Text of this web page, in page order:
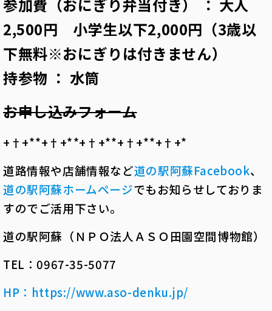
参加費（おにぎり弁当付き） ： 大人
2,500円 小学生以下2,000円（3歳以
下無料※おにぎりは付きません）
持参物 ： 水筒
お申し込みフォーム
+†+*――*+†+*――*+†+*――*+†+*――*+†+*――
道路情報や店舗情報など道の駅阿蘇Facebook、
道の駅阿蘇ホームページでもお知らせしておりま
すのでご活用下さい。
道の駅阿蘇（ＮＰＯ法人ＡＳＯ田園空間博物館）
TEL ：0967-35-5077
HP： https://www.aso-denku.jp/